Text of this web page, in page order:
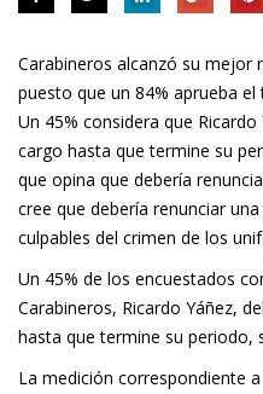
Carabineros alcanzó su mejor
puesto que un 84% aprueba
Un 45% considera que
cargo hasta que termine su
que opina que debería
cree que debería renunciar
culpables del crimen de los
Un 45% de los encuestados
Carabineros, Ricardo Yáñez,
hasta que termine su periodo,
La medición correspondiente a